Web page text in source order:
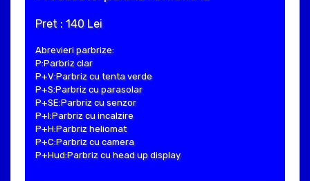
Pret : 140 Lei
Abrevieri parbrize:
P:Parbriz clar
P+V:Parbriz cu tenta verde
P+S:Parbriz cu parasolar
P+SE:Parbriz cu senzor
P+I:Parbriz cu incalzire
P+H:Parbriz heliomat
P+C:Parbriz cu camera
P+Hud:Parbriz cu head up display